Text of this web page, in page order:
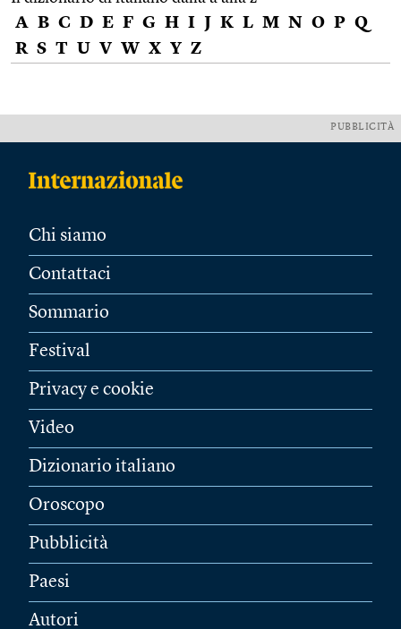
A B C D E F G H I J K L M N O P Q
R S T U V W X Y Z
PUBBLICITÀ
Chi siamo
Contattaci
Sommario
Festival
Privacy e cookie
Video
Dizionario italiano
Oroscopo
Pubblicità
Paesi
Autori